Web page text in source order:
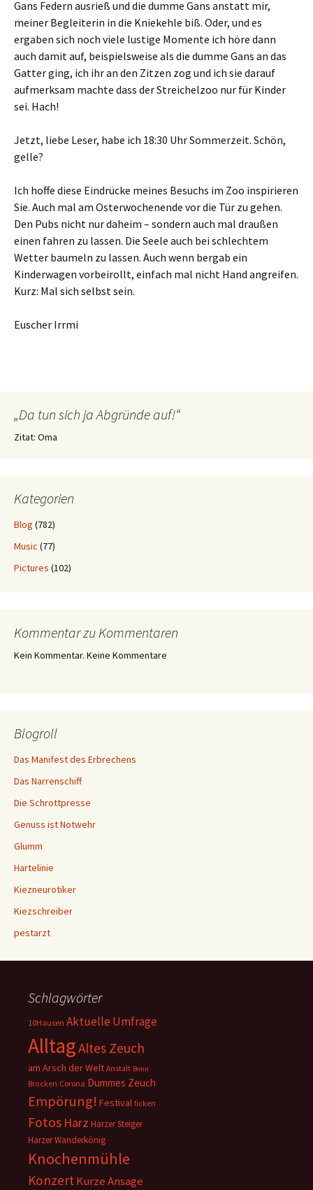
Gans Federn ausrieß und die dumme Gans anstatt mir,
meiner Begleiterin in die Kniekehle biß. Oder, und es
ergaben sich noch viele lustige Momente ich höre dann
auch damit auf, beispielsweise als die dumme Gans an das
Gatter ging, ich ihr an den Zitzen zog und ich sie darauf
aufmerksam machte dass der Streichelzoo nur für Kinder
sei. Hach!
Jetzt, liebe Leser, habe ich 18:30 Uhr Sommerzeit. Schön,
gelle?
Ich hoffe diese Eindrücke meines Besuchs im Zoo inspirieren
Sie. Auch mal am Osterwochenende vor die Tür zu gehen.
Den Pubs nicht nur daheim – sondern auch mal draußen
einen fahren zu lassen. Die Seele auch bei schlechtem
Wetter baumeln zu lassen. Auch wenn bergab ein
Kinderwagen vorbeirollt, einfach mal nicht Hand angreifen.
Kurz: Mal sich selbst sein.
Euscher Irrmi
„Da tun sich ja Abgründe auf!“
Zitat: Oma
Kategorien
Blog (782)
Music (77)
Pictures (102)
Kommentar zu Kommentaren
Kein Kommentar. Keine Kommentare
Blogroll
Das Manifest des Erbrechens
Das Narrenschiff
Die Schrottpresse
Genuss ist Notwehr
Glumm
Hartelinie
Kiezneurotiker
Kiezschreiber
pestarzt
Schlagwörter
10Hausen Aktuelle Umfrage
AlltagAltes Zeuch
am Arsch der Welt Anstalt Bonn
Brocken Corona Dummes Zeuch
Empörung! Festival ficken
Fotos Harz Harzer Steiger
Harzer Wanderkönig
Knochenmühle
KonzertKurze Ansage